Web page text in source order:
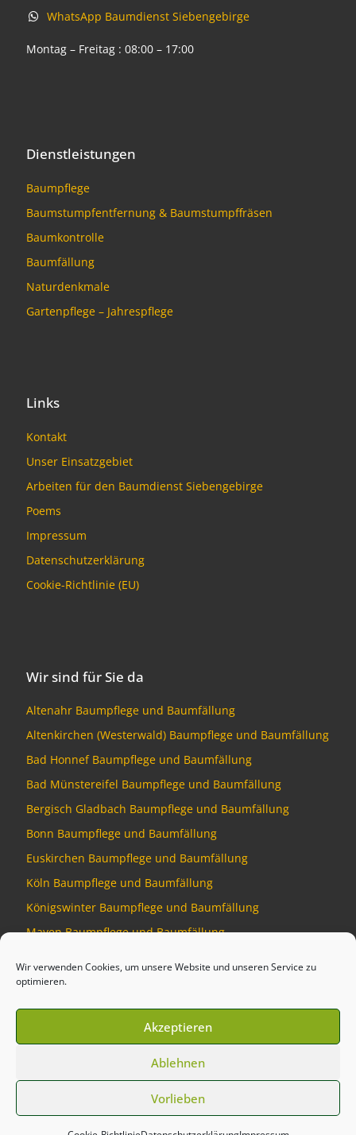
Wir verwenden Cookies, um unsere Website und unseren Service zu
optimieren.
Akzeptieren
Ablehnen
Vorlieben
WhatsApp Baumdienst Siebengebirge
Montag – Freitag : 08:00 – 17:00
Dienstleistungen
Baumpflege
Baumstumpfentfernung & Baumstumpffräsen
Baumkontrolle
Baumfällung
Naturdenkmale
Gartenpflege – Jahrespflege
Links
Kontakt
Unser Einsatzgebiet
Arbeiten für den Baumdienst Siebengebirge
Poems
Impressum
Datenschutzerklärung
Cookie-Richtlinie (EU)
Wir sind für Sie da
Altenahr Baumpflege und Baumfällung
Altenkirchen (Westerwald) Baumpflege und Baumfällung
Bad Honnef Baumpflege und Baumfällung
Bad Münstereifel Baumpflege und Baumfällung
Bergisch Gladbach Baumpflege und Baumfällung
Bonn Baumpflege und Baumfällung
Euskirchen Baumpflege und Baumfällung
Köln Baumpflege und Baumfällung
Königswinter Baumpflege und Baumfällung
Mayen Baumpflege und Baumfällung
Baumdienst Siebengebirge
Developed by Talking Pixel